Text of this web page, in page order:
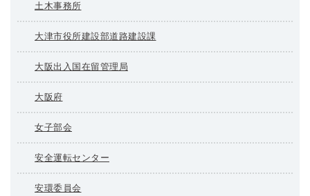
土木事務所
大津市役所建設部道路建設課
大阪出入国在留管理局
大阪府
女子部会
安全運転センター
安環委員会